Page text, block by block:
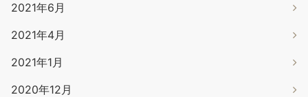
2021年6月
2021年4月
2021年1月
2020年12月